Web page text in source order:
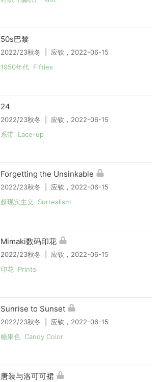
50s巴黎
2022/23秋冬 | 应钦，2022-06-15
1950年代 Fifties
24
2022/23秋冬 | 应钦，2022-06-15
系带 Lace-up
Forgetting the Unsinkable
2022/23秋冬 | 应钦，2022-06-15
超现实主义 Surrealism
Mimaki数码印花
2022/23秋冬 | 应钦，2022-06-15
印花 Prints
Sunrise to Sunset
2022/23秋冬 | 应钦，2022-06-15
糖果色 Candy Color
唐装与洛可可裙